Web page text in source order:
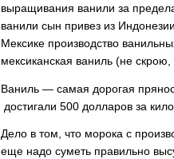
выращивания ванили за
ванили сын привез из
Мексике производство
мексиканская ваниль (не
Ваниль — самая дорогая
достигали 500 долларов за
Дело в том, что морока с
еще надо суметь правильно